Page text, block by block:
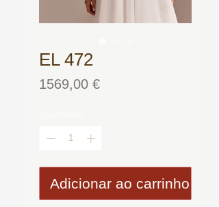
EL 472
1569,00 €Preço
Adicionar ao carrinho